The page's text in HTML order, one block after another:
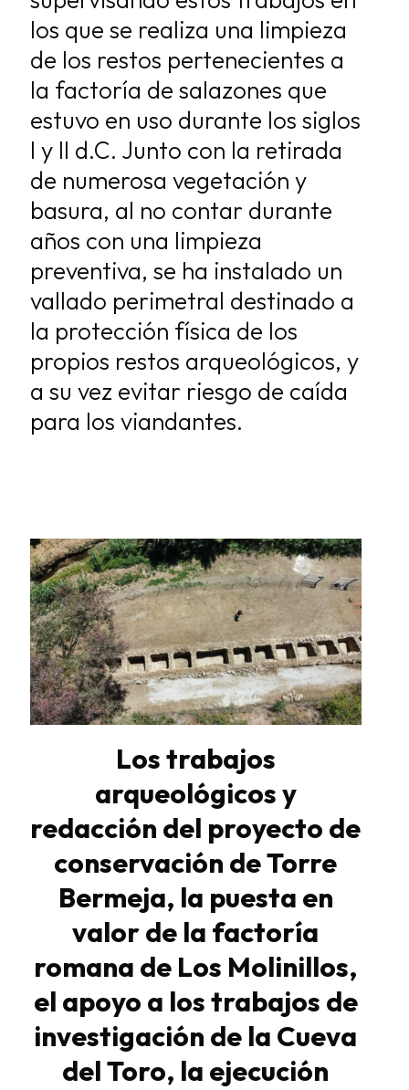
los que se realiza una limpieza
de los restos pertenecientes a
la factoría de salazones que
estuvo en uso durante los siglos
I y II d.C. Junto con la retirada
de numerosa vegetación y
basura, al no contar durante
años con una limpieza
preventiva, se ha instalado un
vallado perimetral destinado a
la protección física de los
propios restos arqueológicos, y
a su vez evitar riesgo de caída
para los viandantes.
Los trabajos
arqueológicos y
redacción del proyecto de
conservación deTorre
Bermeja, la puesta en
valor de la factoría
romana de Los Molinillos,
el apoyo a los trabajos de
investigación de la Cueva
del Toro, la ejecución